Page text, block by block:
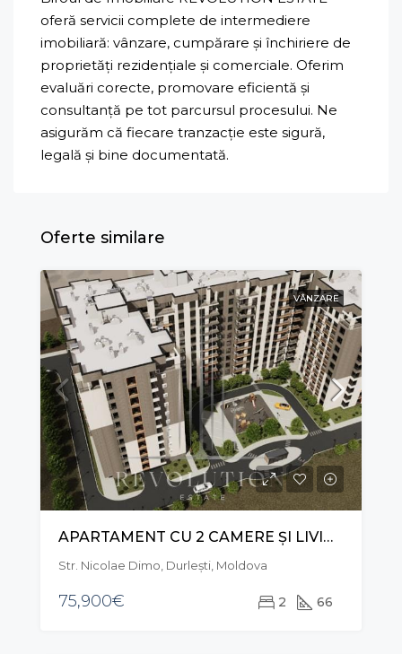
oferă servicii complete de intermediere
imobiliară: vânzare, cumpărare și închiriere de
proprietăți rezidențiale și comerciale. Oferim
evaluări corecte, promovare eficientă și
consultanță pe tot parcursul procesului. Ne
asigurăm că fiecare tranzacție este sigură,
legală și bine documentată.
Oferte similare
VÂNZARE
APARTAMENT CU 2 CAMERE ȘI LIVING, STR. NICOLAE DIMO, DURLEȘTI
Str. Nicolae Dimo, Durleşti, Moldova
75,900€ 2 66